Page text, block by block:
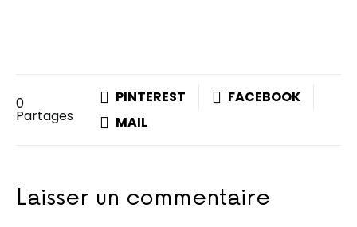
0
Partages
PINTEREST
FACEBOOK
MAIL
Laisser un commentaire